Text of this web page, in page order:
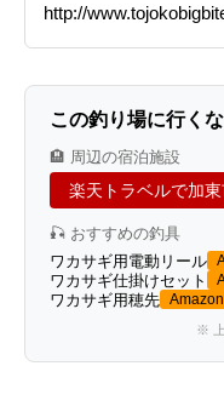
http://
この釣り場に行く
🏨 周辺の宿泊施設
楽天トラベルで加
🎣 おすすめの釣具
ワカサギ用電動リール
ワカサギ仕掛けセット
ワカサギ用穂先 Amazon
※